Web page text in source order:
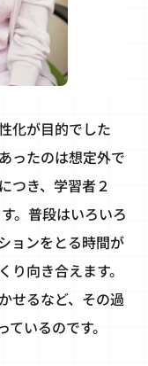
化が目的でした
ったのは想定外で
つき、学習者２
。普段はいろいろ
ョンをとる時間が
向き合えます。
せるなど、その過
いるのです。